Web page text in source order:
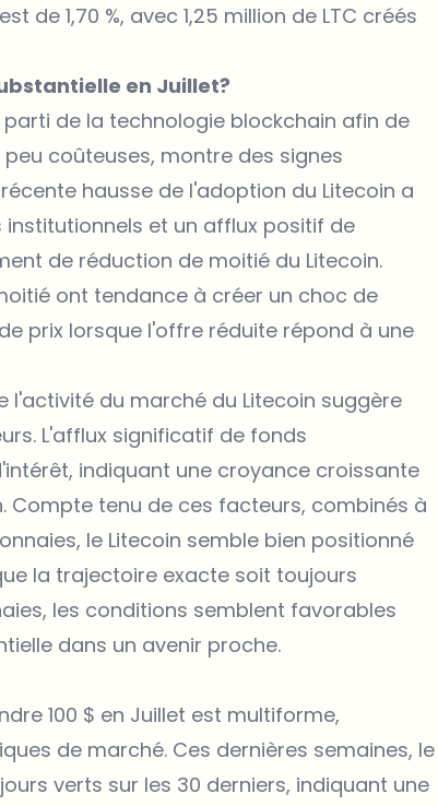
de 1,70 %, avec 1,25 million de LTC créés
en Juillet?
de la technologie blockchain afin de
coûteuses, montre des signes
hausse de l'adoption du Litecoin a
et un afflux positif de
de réduction de moitié du Litecoin.
ont tendance à créer un choc de
prix lorsque l'offre réduite répond à une
l'activité du marché du Litecoin suggère
L'afflux significatif de fonds
indiquant une croyance croissante
Compte tenu de ces facteurs, combinés à
le Litecoin semble bien positionné
la trajectoire exacte soit toujours
les conditions semblent favorables
dans un avenir proche.
100 $ en Juillet est multiforme,
de marché. Ces dernières semaines, le
verts sur les 30 derniers, indiquant une